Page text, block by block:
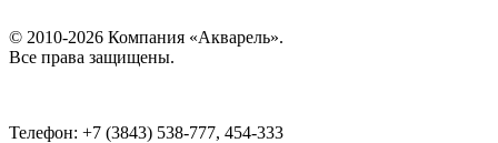
© 2010-2026 Компания «Акварель».
Все права защищены.
Телефон: +7 (3843) 538-777, 454-333